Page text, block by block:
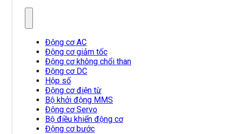
Động cơ AC
Động cơ giảm tốc
Động cơ không chổi than
Động cơ DC
Hộp số
Động cơ điện từ
Bộ khởi động MMS
Động cơ Servo
Bộ điều khiển động cơ
Động cơ bước